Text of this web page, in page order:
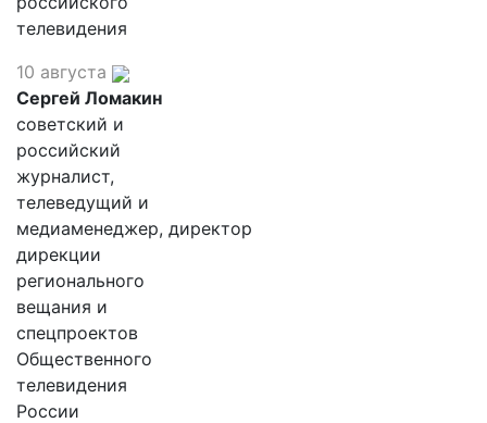
телевидения
10 августа
Сергей Ломакин
советский и
российский
журналист,
телеведущий и
медиаменеджер, директор
дирекции
регионального
вещания и
спецпроектов
Общественного
телевидения
России